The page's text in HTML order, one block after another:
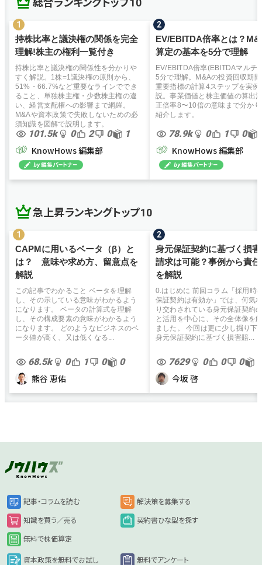
類似取引比準法
株価倍率法
DDM法
ロイヤルティ免除法
無形資産評価
超過収益法
再調達原価法
のれん
持株比率と議決権の関係を完全
理解!株主の権利一覧付き
持株比率と議決権の関係性を分かりや
すく解説。1株=1議決権の原則から、
51%・66.7%など重要なラインででき
ること、単独株主権・少数株主権の違
い、経営支配権への影響まで網羅。
M&Aや資本政策で失敗しないための必
須知識を図解で説明します。
101.5k 0 2 0 1
KnowHows 編集部
EV/EBITDA倍率とは？
算定の基本を5分で理解
EV/EBITDA倍率(EBITDAマルチ
5分で理解。M&Aの投資回収期
重要指標の計算4ステップを実例
説。事業価値と株主価値の算出
正倍率8〜10倍の意味まで分か
紹介します。
78.9k 0 1 0
KnowHows 編集部
急上昇ランキングトップ10
CAPMに用いるベータ（β）と
は？ 意味や求め方、留意点を
解説
この記事でわかること ベータを理解
し、その示している意味がわかるよう
になります。 ベータの計算式を理解
し、その構成要素の意味がわかるよう
になります。 どのようなビジネスのベ
ータ値が高く、又は低くなる...
68.5k 0 1 0 0
熊谷 恵佑
身元保証契約に基づく損
請求は可能？事例から責
を解説
0.はじめに 前回コラム「採用時
保証契約は有効か」では、何気
り交わされている身元保証契約
と活用を中心に、その全体像を
ました。 今回は更に少し掘り下
身元保証契約に基づく損害賠...
7629 0 0 0
今坂 啓
記事・コラムを読む 解決策を募集する
知識を買う／売る 契約書ひな型を探す
無料で株価算定
資本政策を無料でお試し 無料でアンケート